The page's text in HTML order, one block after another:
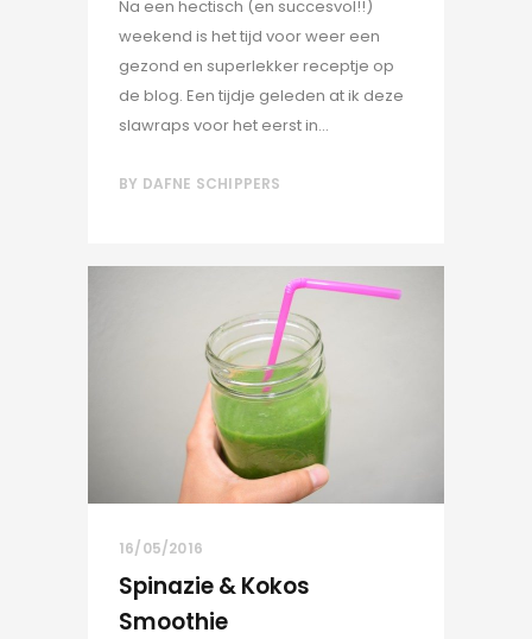
Na een hectisch (en succesvol!!)
weekend is het tijd voor weer een
gezond en superlekker receptje op
de blog. Een tijdje geleden at ik deze
slawraps voor het eerst in...
BY DAFNE SCHIPPERS
16/05/2016
Spinazie & Kokos
Smoothie